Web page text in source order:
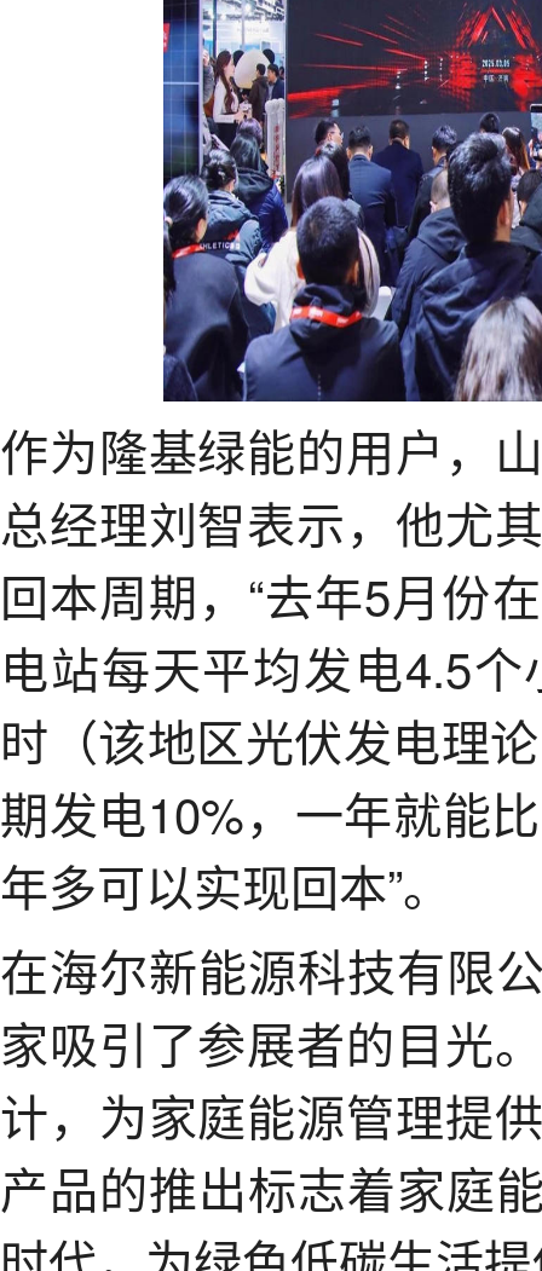
作为隆基绿能的用户，
总经理刘智表示，他尤
回本周期，“去年5月份
电站每天平均发电4.5
时（该地区光伏发电理
期发电10%，一年就能
年多可以实现回本”。
在海尔新能源科技有限
家吸引了参展者的目光
计，为家庭能源管理提
产品的推出标志着家庭